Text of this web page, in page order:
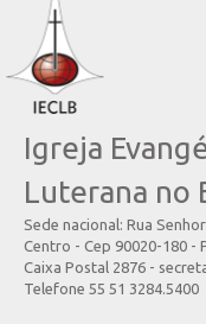
Igreja
Luterana no
Sede nacional: Rua
Centro - Cep 90020-180 -
Caixa Postal 2876 -
Telefone 55 51 3284.5400